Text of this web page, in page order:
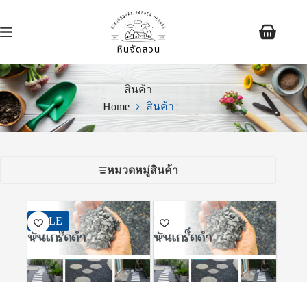
สินค้า
Home
สินค้า
หมวดหมู่สินค้า
SALE